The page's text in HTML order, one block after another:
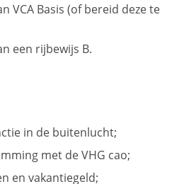
VCA Basis (of bereid deze te
een rijbewijs B.
in de buitenlucht;
met de VHG cao;
en vakantiegeld;